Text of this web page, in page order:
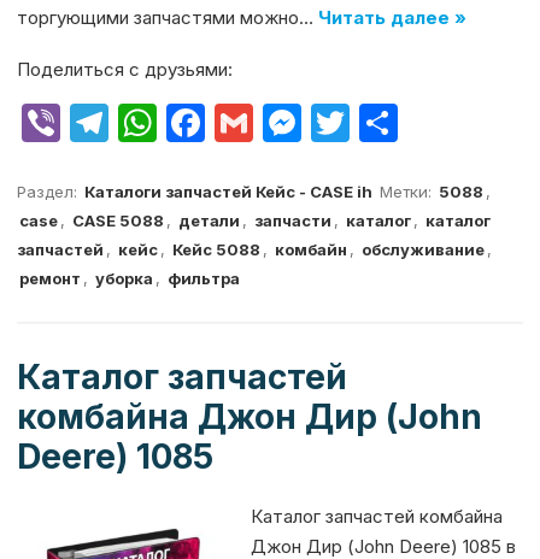
торгующими запчастями можно… Читать далее »
Поделиться с друзьями:
V
er
T
e
g
ra
W
at
s
A
F
c
e
b
k
G
ai
l
M
s
s
er
T
it
te
п
р
т
ь
Раздел: Каталоги запчастей Кейс - CASE ih Метки: 5088 ,
case, CASE 5088 , детали , запчасти , каталог, каталог
запчастей , кейс, Кейс 5088 , комбайн , обслуживание,
ремонт , уборка , фильтра
Каталог запчастей
комбайна Джон Дир (John
Deere) 1085
Каталог запчастей комбайна
Джон Дир (John Deere) 1085 в